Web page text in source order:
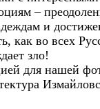
–
и
как во всех
зло!
для нашей